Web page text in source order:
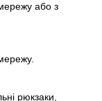
або з
рюкзаки,